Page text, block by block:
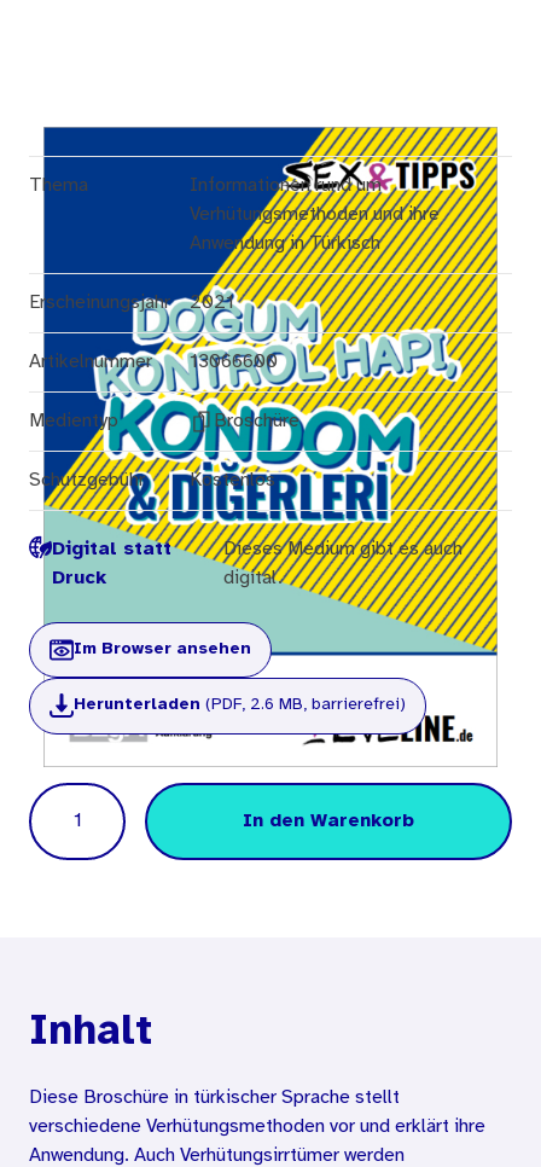
Thema
Informationen rund um
Verhütungsmethoden und ihre
Anwendung in Türkisch
Erscheinungsjahr 2021
Artikelnummer 13066600
Medientyp Broschüre
Schutzgebühr Kostenlos
Digital statt
Druck
Dieses Medium gibt es auch
digital.
Im Browser ansehen
Herunterladen (PDF, 2.6 MB, barrierefrei)
Menge
In den Warenkorb
Inhalt
Diese Broschüre in türkischer Sprache stellt
verschiedene Verhütungsmethoden vor und erklärt ihre
Anwendung. Auch Verhütungsirrtümer werden